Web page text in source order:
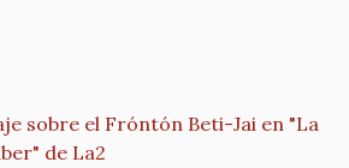
sobre el Fróntón Beti-Jai en "La
de La2